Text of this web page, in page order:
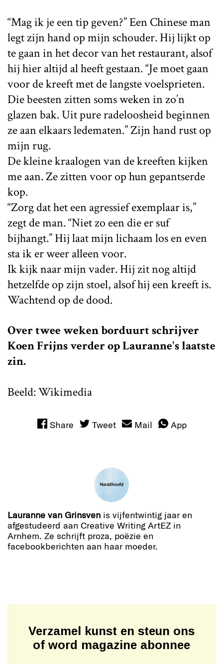
“Mag ik je een tip geven?” Een Chinese man
legt zijn hand op mijn schouder. Hij lijkt op
te gaan in het decor van het restaurant, alsof
hij hier altijd al heeft gestaan. “Je moet gaan
voor de kreeft met de langste voelsprieten.
Die beesten zitten soms weken in zo’n
glazen bak. Uit pure radeloosheid beginnen
ze aan elkaars ledematen.” Zijn hand rust op
mijn rug.
De kleine kraalogen van de kreeften kijken
me aan. Ze zitten voor op hun gepantserde
kop.
“Zorg dat het een agressief exemplaar is,”
zegt de man. “Niet zo een die er suf
bijhangt.” Hij laat mijn lichaam los en even
sta ik er weer alleen voor.
Ik kijk naar mijn vader. Hij zit nog altijd
hetzelfde op zijn stoel, alsof hij een kreeft is.
Wachtend op de dood.
Over twee weken borduurt schrijver
Koen Frijns verder op Lauranne's laatste
zin.
Beeld: Wikimedia
Share Tweet Mail App
Lauranne van Grinsven is vijfentwintig jaar en
afgestudeerd aan Creative Writing ArtEZ in
Arnhem. Ze schrijft proza, poëzie en
facebookberichten aan haar moeder.
Verzamel kunst en steun ons
of word magazine abonnee